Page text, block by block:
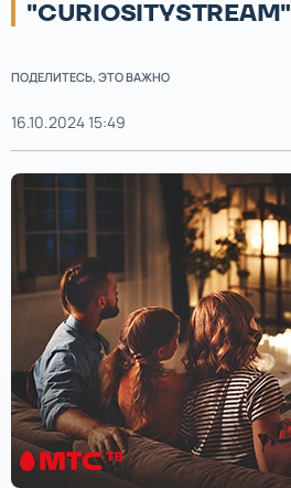
"СURIOSITYSTREAM"
ПОДЕЛИТЕСЬ, ЭТО ВАЖНО
16.10.2024 15:49